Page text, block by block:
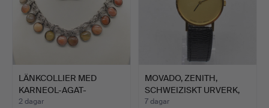
LÄNKCOLLIER MED
KARNEOL-AGAT-
CABOCHONER, F…
2 dagar
MOVADO, ZENITH,
SCHWEIZISKT URVERK,
FÖRGYL…
7 dagar